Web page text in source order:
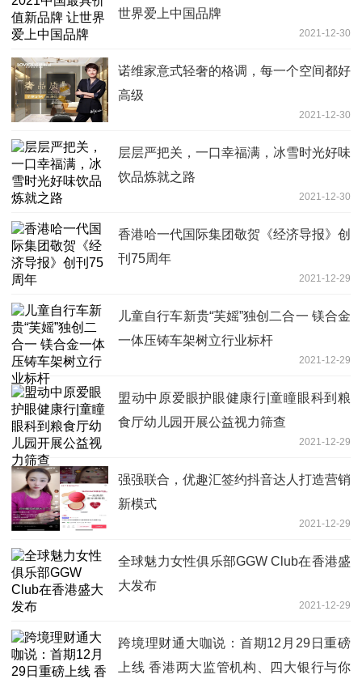
世界爱上中国品牌
2021-12-30
诺维家意式轻奢的格调，每一个空间都好
高级
2021-12-30
层层严把关，一口幸福满，冰雪时光好味
饮品炼就之路
2021-12-30
香港哈一代国际集团敬贺《经济导报》创
刊75周年
2021-12-29
儿童自行车新贵“芙媱”独创二合一 镁合金
一体压铸车架树立行业标杆
2021-12-29
盟动中原爱眼护眼健康行|童瞳眼科到粮
食厅幼儿园开展公益视力筛查
2021-12-29
强强联合，优趣汇签约抖音达人打造营销
新模式
2021-12-29
全球魅力女性俱乐部GGW Club在香港盛
大发布
2021-12-29
跨境理财通大咖说：首期12月29日重磅
上线 香港两大监管机构、四大银行与你